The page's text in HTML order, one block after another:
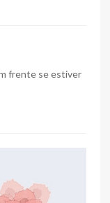
frente se estiver